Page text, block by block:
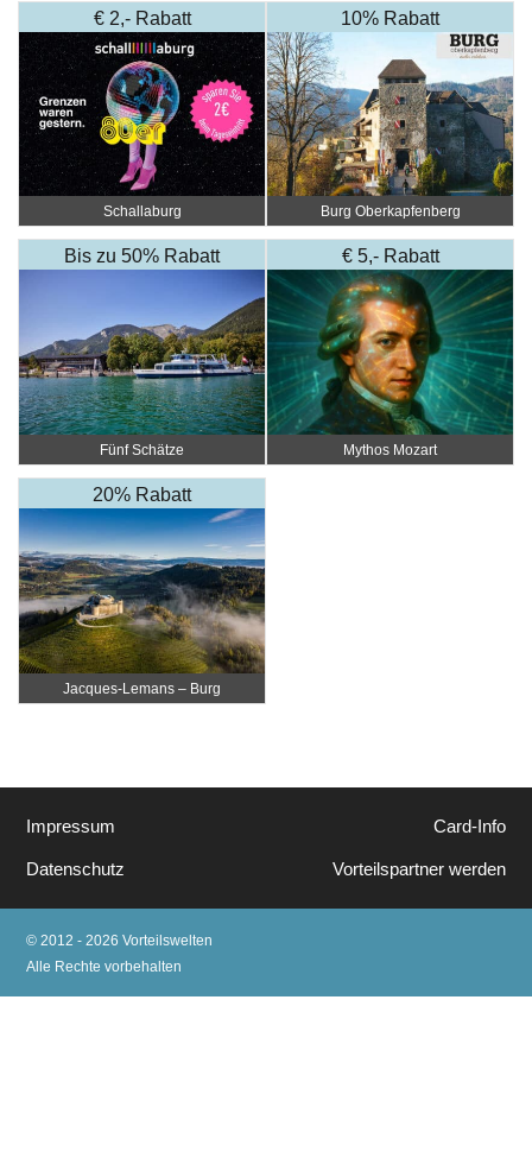
€ 2,- Rabatt
Schallaburg
10% Rabatt
Burg Oberkapfenberg
Bis zu 50% Rabatt
Fünf Schätze
€ 5,- Rabatt
Mythos Mozart
20% Rabatt
Jacques-Lemans – Burg
Impressum
Datenschutz
Card-Info
Vorteilspartner werden
© 2012 - 2026 Vorteilswelten
Alle Rechte vorbehalten